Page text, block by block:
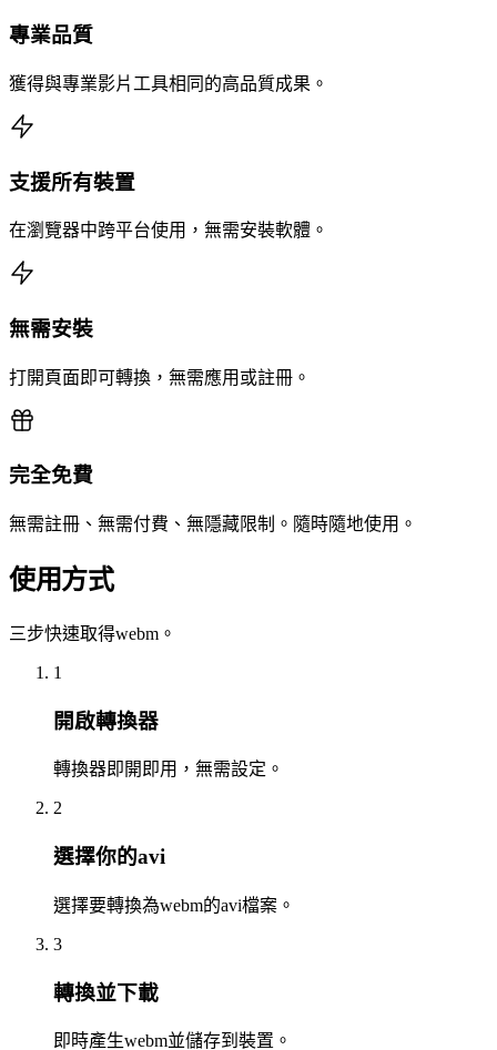
專業品質
獲得與專業影片工具相同的高品質成果。
支援所有裝置
在瀏覽器中跨平台使用，無需安裝軟體。
無需安裝
打開頁面即可轉換，無需應用或註冊。
完全免費
無需註冊、無需付費、無隱藏限制。隨時隨地使用。
使用方式
三步快速取得webm。
1
開啟轉換器
轉換器即開即用，無需設定。
2
選擇你的avi
選擇要轉換為webm的avi檔案。
3
轉換並下載
即時產生webm並儲存到裝置。